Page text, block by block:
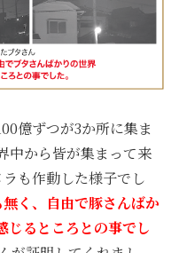
億ずつが3か所に集ま
中から皆が集まって来
も作動した様子でし
く、自由で豚さんばか
じるところとの事でし